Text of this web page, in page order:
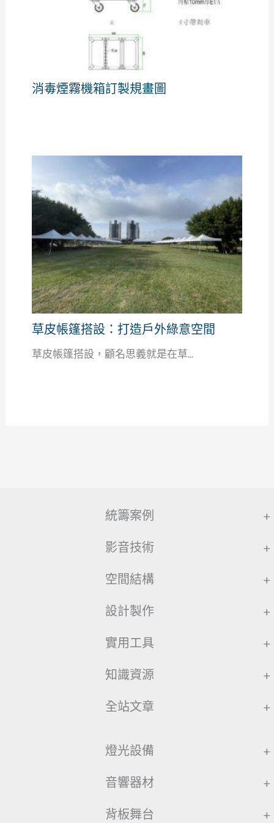
消毒煙霧機箱訂製規畫圖
草皮帳篷搭設：打造戶外綠意空間
草皮帳篷搭設，顧名思義就是在草...
統籌案例 +
影音技術 +
空間結構 +
設計製作 +
實用工具 +
知識資源 +
全站文章 +
燈光設備 +
音響器材 +
背板舞台 +